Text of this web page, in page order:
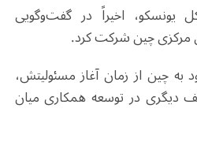
یونسکو، اخیراً در گفت‌وگویی
مرکزی چین شرکت کرد.
به چین از زمان آغاز مسئولیتش،
در توسعه همکاری میان